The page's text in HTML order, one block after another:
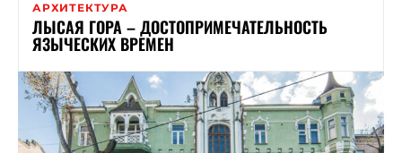
АРХИТЕКТУРА
ЛЫСАЯ ГОРА – ДОСТОПРИМЕЧАТЕЛЬНОСТЬ
ЯЗЫЧЕСКИХ ВРЕМЕН